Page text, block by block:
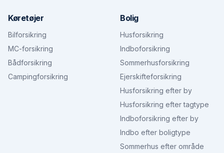
Køretøjer
Bilforsikring
MC-forsikring
Bådforsikring
Campingforsikring
Bolig
Husforsikring
Indboforsikring
Sommerhusforsikring
Ejerskifteforsikring
Husforsikring efter by
Husforsikring efter tagtype
Indboforsikring efter by
Indbo efter boligtype
Sommerhus efter område